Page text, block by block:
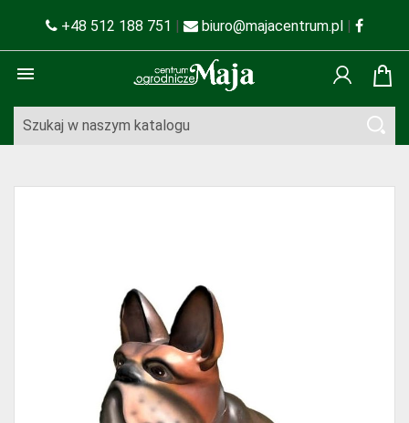
+48 512 188 751 | biuro@majacentrum.pl |
